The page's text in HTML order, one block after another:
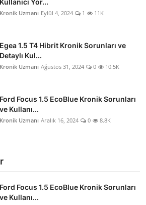
Kullanıcı Yor...
Kronik Uzmanı Eylül 4, 2024 1 11K
Egea 1.5 T4 Hibrit Kronik Sorunları ve
Detaylı Kul...
Kronik Uzmanı Ağustos 31, 2024 0 10.5K
Ford Focus 1.5 EcoBlue Kronik Sorunları
ve Kullanı...
Kronik Uzmanı Aralık 16, 2024 0 8.8K
Ford Focus 1.5 EcoBlue Kronik Sorunları
ve Kullanı...